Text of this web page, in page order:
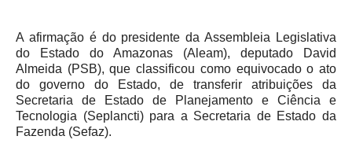
A afirmação é do presidente da Assembleia Legislativa
do Estado do Amazonas (Aleam), deputado David
Almeida (PSB), que classificou como equivocado o ato
do governo do Estado, de transferir atribuições da
Secretaria de Estado de Planejamento e Ciência e
Tecnologia (Seplancti) para a Secretaria de Estado da
Fazenda (Sefaz).